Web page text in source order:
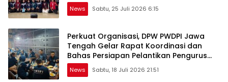
News Sabtu, 25 Juli 2026 6:15
Perkuat Organisasi, DPW PWDPI Jawa
Tengah Gelar Rapat Koordinasi dan
Bahas Persiapan Pelantikan Pengurus
Baru
News Sabtu, 18 Juli 2026 21:51